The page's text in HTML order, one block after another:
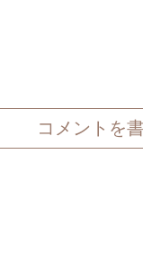
コメントを